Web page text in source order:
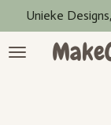
direct
naar
Unieke